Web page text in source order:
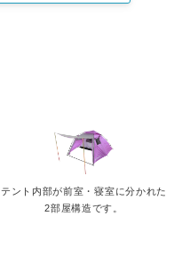
テント内部が前室・寝室に分かれた
2部屋構造です。